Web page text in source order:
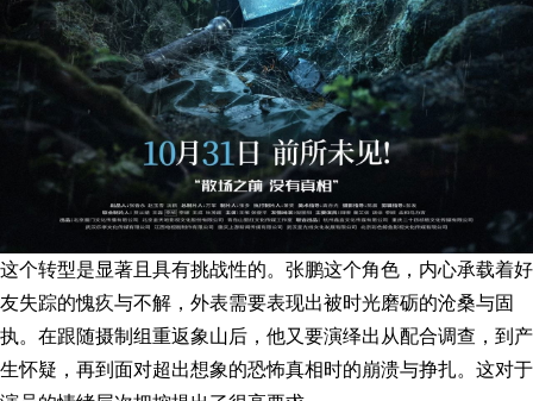
这个转型是显著且具有挑战性的。张鹏这个角色，内心承载着好
友失踪的愧疚与不解，外表需要表现出被时光磨砺的沧桑与固
执。在跟随摄制组重返象山后，他又要演绎出从配合调查，到产
生怀疑，再到面对超出想象的恐怖真相时的崩溃与挣扎。这对于